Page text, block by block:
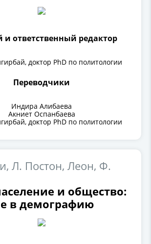
ответственный редактор
доктор PhD по политологии
Переводчики
Индира Алибаева
Акниет Оспанбаева
доктор PhD по политологии
Л. Постон, Леон, Ф.
и общество:
в демографию